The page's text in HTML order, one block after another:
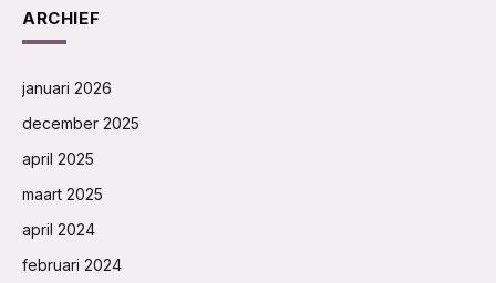
ARCHIEF
januari 2026
december 2025
april 2025
maart 2025
april 2024
februari 2024